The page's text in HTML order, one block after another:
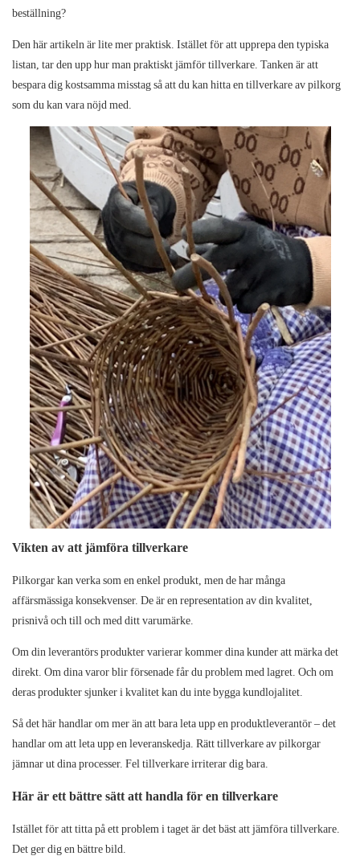
beställning?
Den här artikeln är lite mer praktisk. Istället för att upprepa den typiska
listan, tar den upp hur man praktiskt jämför tillverkare. Tanken är att
bespara dig kostsamma misstag så att du kan hitta en tillverkare av pilkorg
som du kan vara nöjd med.
Vikten av att jämföra tillverkare
Pilkorgar kan verka som en enkel produkt, men de har många
affärsmässiga konsekvenser. De är en representation av din kvalitet,
prisnivå och till och med ditt varumärke.
Om din leverantörs produkter varierar kommer dina kunder att märka det
direkt. Om dina varor blir försenade får du problem med lagret. Och om
deras produkter sjunker i kvalitet kan du inte bygga kundlojalitet.
Så det här handlar om mer än att bara leta upp en produktleverantör – det
handlar om att leta upp en leveranskedja. Rätt tillverkare av pilkorgar
jämnar ut dina processer. Fel tillverkare irriterar dig bara.
Här är ett bättre sätt att handla för en tillverkare
Istället för att titta på ett problem i taget är det bäst att jämföra tillverkare.
Det ger dig en bättre bild.